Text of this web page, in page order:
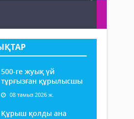
500-ге жуық үй
тұрғызған құрылысшы
08 тамыз 2026 ж.
Құрыш қолды ана